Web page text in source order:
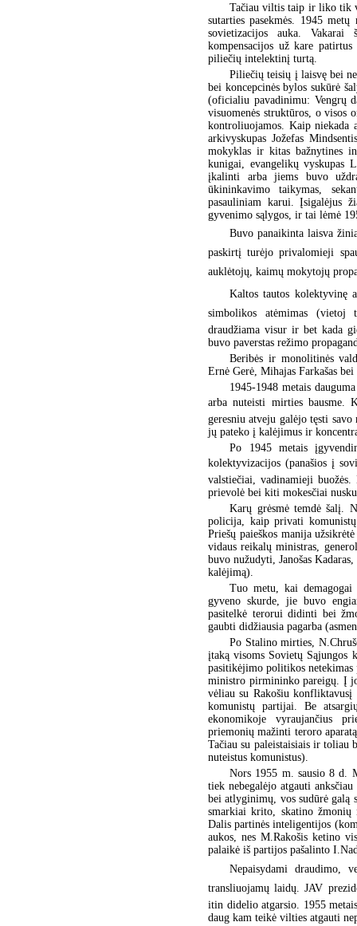
Tačiau viltis taip ir liko tik
sutarties pasekmės. 1945
sovietizacijos auka.
kompensacijos už kare
piliečių intelektinį turtą.
Piliečių teisių į laisvę bei
bei koncepcinės bylos sukūrė
(oficialiu pavadinimu: Vengrų
visuomenės struktūros, o visos
kontroliuojamos. Kaip niekada
arkivyskupas Jožefas
mokyklas ir kitas bažnytines
kunigai, evangelikų vyskupas
įkalinti arba jiems buvo
ūkininkavimo taikymas,
pasauliniam karui. Įsigalėjus
gyvenimo sąlygos, ir tai lėmė
Buvo panaikinta laisva
paskirtį turėjo privalomieji
auklėtojų, kaimų mokytojų
Kaltos tautos
simbolikos atėmimas
draudžiama visur ir bet kada
buvo paverstas režimo
Beribės ir monolitinės
Ernė Gerė, Mihajas Farkašas
1945-1948 metais
arba nuteisti mirties bausme.
geresniu atveju galėjo tęsti savo
jų pateko į kalėjimus ir
Po 1945 metais
kolektyvizacijos (panašios į
valstiečiai, vadinamieji
prievolė bei kiti mokesčiai
Karų grėsmė temdė šalį.
policija, kaip privati komunistų
Priešų paieškos manija
vidaus reikalų ministras,
buvo nužudyti, Janošas
kalėjimą).
Tuo metu, kai
gyveno skurde, jie buvo
pasitelkė terorui didinti bei
gaubti didžiausia pagarba
Po Stalino mirties,
įtaką visoms Sovietų
pasitikėjimo politikos netekimas
ministro pirmininko pareigų. Į jo
vėliau su Rakošiu
komunistų partijai. Be
ekonomikoje vyraujančius
priemonių mažinti teroro
Tačiau su paleistaisiais ir toliau
nuteistus komunistus).
Nors 1955 m. sausio 8 d.
tiek nebegalėjo atgauti
bei atlyginimų, vos sudūrė galą
smarkiai krito, skatino žmonių
Dalis partinės inteligentijos
aukos, nes M.Rakošis ketino
palaikė iš partijos pašalinto
Nepaisydami draudimo,
transliuojamų laidų. JAV
itin didelio atgarsio. 1955
daug kam teikė vilties atgauti